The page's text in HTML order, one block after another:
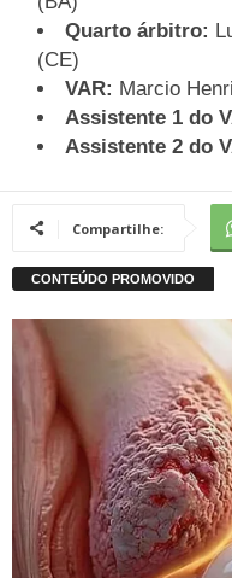
Quarto árbitro:
(CE)
VAR: Marcio
Assistente 1 do
Assistente 2 do
Compartilhe: